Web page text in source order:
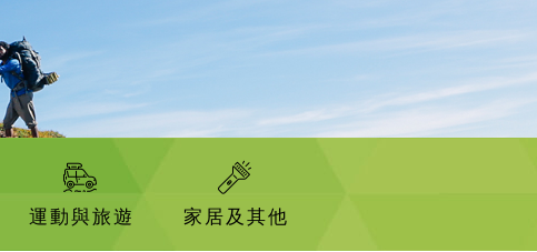
運動與旅遊 家居及其他